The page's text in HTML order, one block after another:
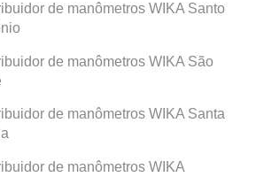
de manômetros WIKA Santo
de manômetros WIKA São
de manômetros WIKA Santa
de manômetros WIKA